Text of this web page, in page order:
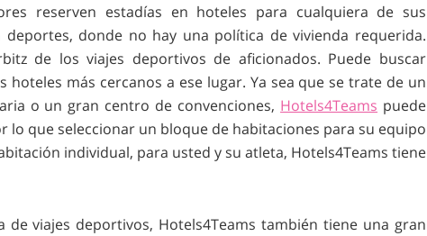
reserven estadías en hoteles para cualquiera de sus
deportes, donde no hay una política de vivienda requerida.
de los viajes deportivos de aficionados. Puede buscar
más cercanos a ese lugar. Ya sea que se trate de un
o un gran centro de convenciones, Hotels4Teams puede
lo que seleccionar un bloque de habitaciones para su equipo
individual, para usted y su atleta, Hotels4Teams tiene
viajes deportivos, Hotels4Teams también tiene una gran